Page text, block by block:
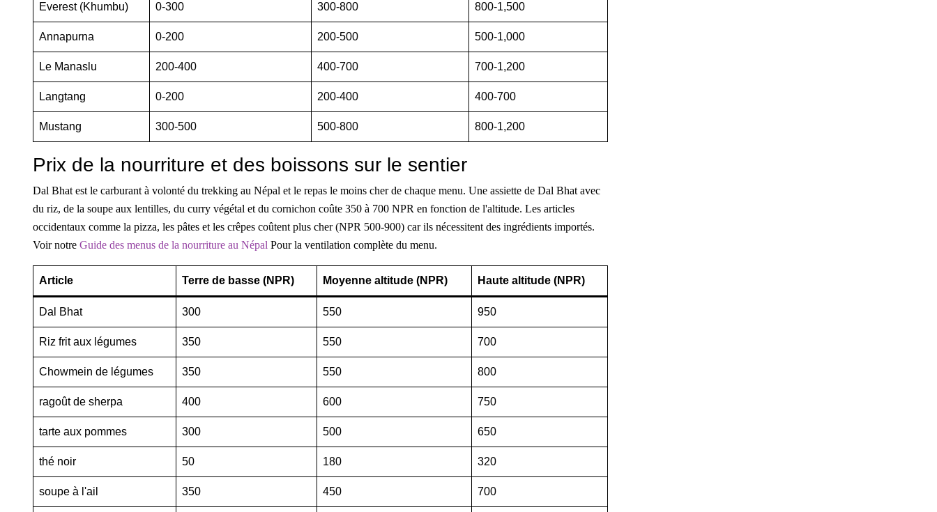
Everest (Khumbu) 0-300 300-800 800-1,500
Annapurna 0-200 200-500 500-1,000
Le Manaslu 200-400 400-700 700-1,200
Langtang 0-200 200-400 400-700
Mustang 300-500 500-800 800-1,200
Prix de la nourriture et des boissons sur le sentier
Dal Bhat est le carburant à volonté du trekking au Népal et le repas le moins cher de chaque menu. Une assiette de Dal Bhat avec
du riz, de la soupe aux lentilles, du curry végétal et du cornichon coûte 350 à 700 NPR en fonction de l'altitude. Les articles
occidentaux comme la pizza, les pâtes et les crêpes coûtent plus cher (NPR 500-900) car ils nécessitent des ingrédients importés.
Voir notre Guide des menus de la nourriture au Népal Pour la ventilation complète du menu.
Article Terre de basse (NPR) Moyenne altitude (NPR) Haute altitude (NPR)
Dal Bhat 300 550 950
Riz frit aux légumes 350 550 700
Chowmein de légumes 350 550 800
ragoût de sherpa 400 600 750
tarte aux pommes 300 500 650
thé noir 50 180 320
soupe à l'ail 350 450 700